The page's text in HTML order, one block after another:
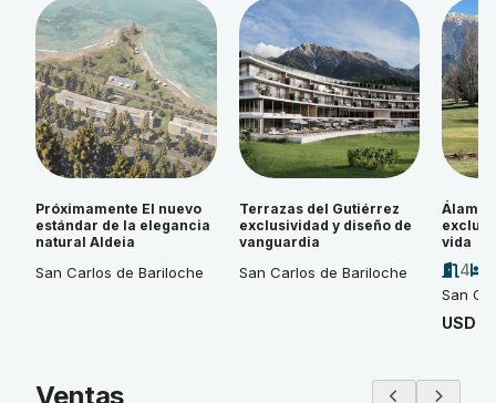
Próximamente El nuevo
estándar de la elegancia
natural Aldeia
San Carlos de Bariloche
Terrazas del Gutiérrez
exclusividad y diseño de
vanguardia
San Carlos de Bariloche
vida
4
San
USD
Ventas